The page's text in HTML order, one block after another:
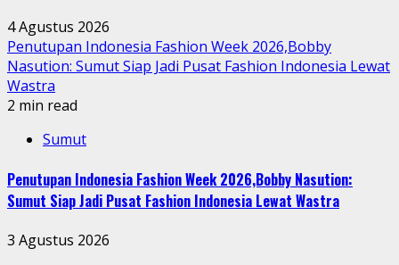
4 Agustus 2026
Penutupan Indonesia Fashion Week 2026,Bobby
Nasution: Sumut Siap Jadi Pusat Fashion Indonesia Lewat
Wastra
2 min read
Sumut
Penutupan Indonesia Fashion Week 2026,Bobby Nasution:
Sumut Siap Jadi Pusat Fashion Indonesia Lewat Wastra
3 Agustus 2026